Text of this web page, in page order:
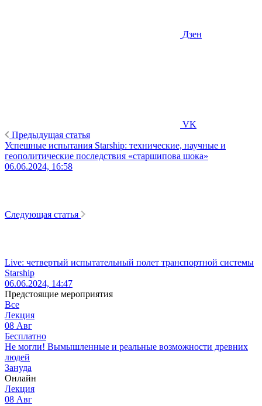
Дзен
VK
Предыдущая статья
Успешные испытания Starship: технические, научные и
геополитические последствия «старшипова шока»
06.06.2024, 16:58
Следующая статья
Live: четвертый испытательный полет транспортной системы
Starship
06.06.2024, 14:47
Предстоящие мероприятия
Все
Лекция
08 Авг
Бесплатно
Не могли! Вымышленные и реальные возможности древних
людей
Зануда
Онлайн
Лекция
08 Авг